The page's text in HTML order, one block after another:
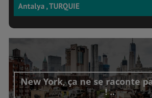
Antalya , TURQUIE
New York, ça ne se raconte
! ..